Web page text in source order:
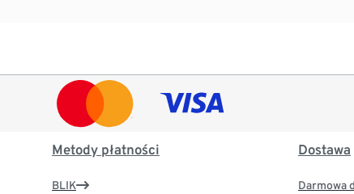
Metody płatności
BLIK
Dostawa
Darmowa